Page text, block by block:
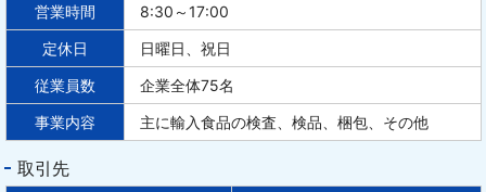
営業時間
8:30～17:00
定休日
日曜日、祝日
従業員数
企業全体75名
事業内容
主に輸入食品の検査、検品、梱包、その他
取引先